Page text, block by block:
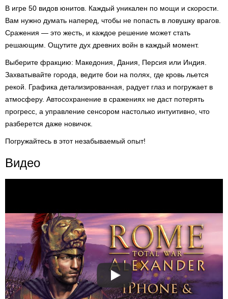
В игре 50 видов юнитов. Каждый уникален по мощи и скорости.
Вам нужно думать наперед, чтобы не попасть в ловушку врагов.
Сражения — это жесть, и каждое решение может стать
решающим. Ощутите дух древних войн в каждый момент.
Выберите фракцию: Македония, Дания, Персия или Индия.
Захватывайте города, ведите бои на полях, где кровь льется
рекой. Графика детализированная, радует глаз и погружает в
атмосферу. Автосохранение в сражениях не даст потерять
прогресс, а управление сенсором настолько интуитивно, что
разберется даже новичок.
Погружайтесь в этот незабываемый опыт!
Видео